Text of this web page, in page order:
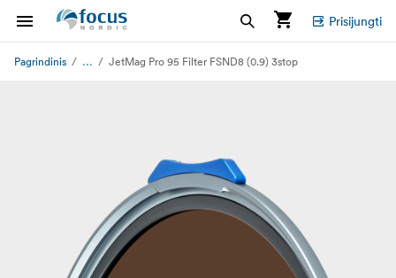
Prisijungti
Pagrindinis ... JetMag Pro 95 Filter FSND8 (0.9) 3stop